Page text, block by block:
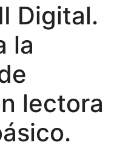
Digital.
la
lectora